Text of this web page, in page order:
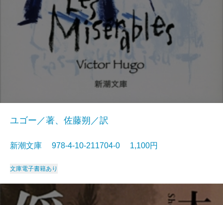
ユゴー／著、佐藤朔／訳
新潮文庫 978-4-10-211704-0 1,100円
文庫電子書籍あり